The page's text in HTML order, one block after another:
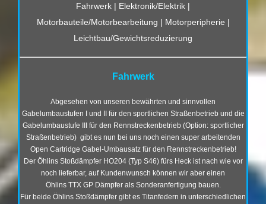
Fahrwerk | Elektronik/Elektrik |
Motorbauteile/Motorbearbeitung | Motorperipherie |
Leichtbau/Gewichtsreduzierung
Fahrwerk
Abgesehen von unseren bewährten und sinnvollen
Gabelumbaustufen I und II für den sportlichen Straßenbetrieb und die
Gabelumbaustufe III für den Rennstreckenbetrieb (Option: sportlicher
Straßenbetrieb) gibt es nun bei uns noch einen super arbeitenden
Open Cartridge Gabel-Umbausatz für den Rennstreckenbetrieb!
Der Öhlins Stoßdämpfer HO204 (Typ S46) fürs Heck ist nach wie vor
noch lieferbar, auf Kundenwunsch können wir aber einen
Öhlins TTX GP Dämpfer als Sonderanfertigung bauen.
Für beide Öhlins Stoßdämpfer gibt es Titanfedern in unterschiedlichen